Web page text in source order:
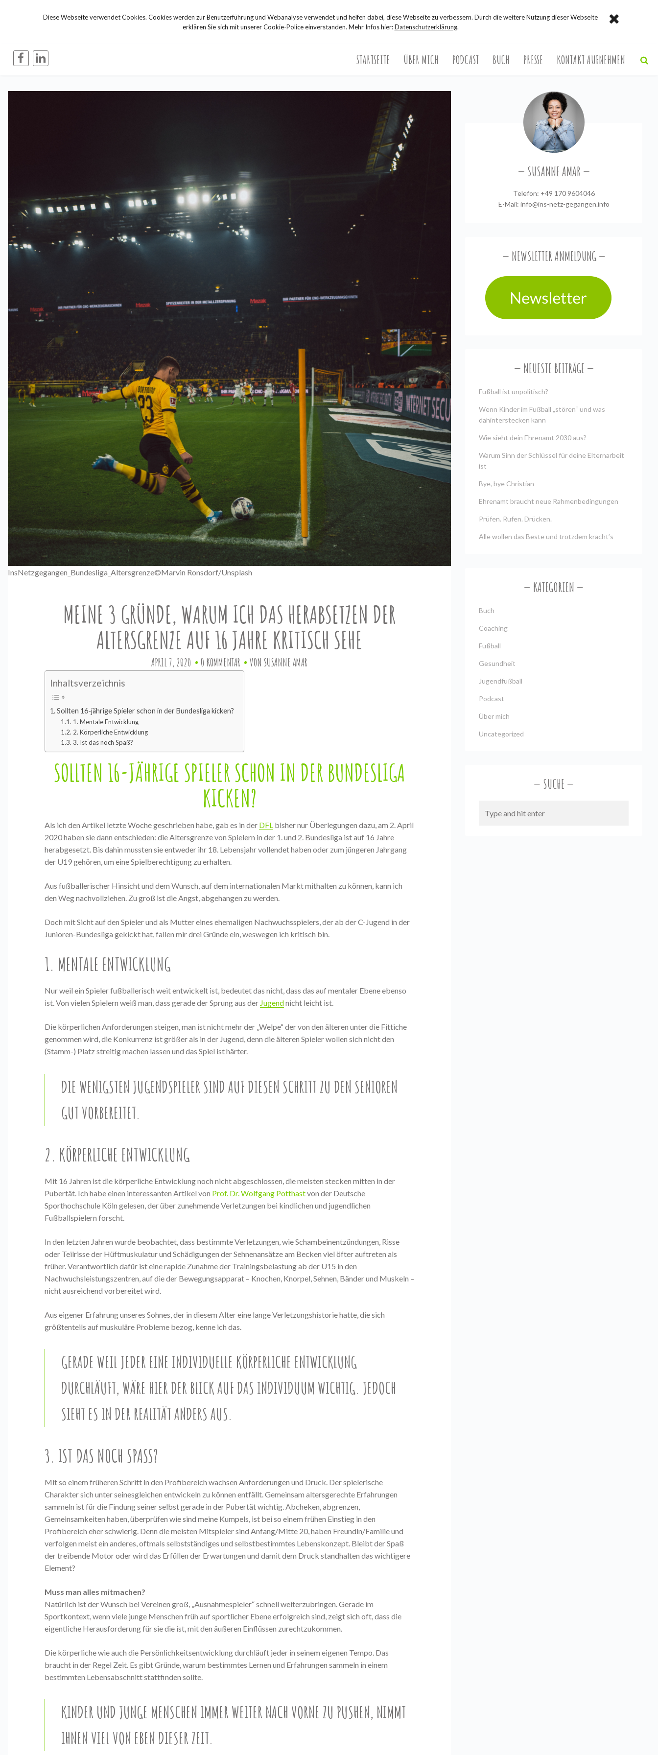
STARTSEITE ÜBER MICH PODCAST BUCH PRESSE KONTAKT AUFNEHMEN
InsNetzgegangen_Bundesliga_Altersgrenze©Marvin Ronsdorf/Unsplash
MEINE 3 GRÜNDE, WARUM ICH DAS HERABSETZEN DER
ALTERSGRENZE AUF 16 JAHRE KRITISCH SEHE
APRIL 7, 2020 0 KOMMENTAR VONSUSANNE AMAR
Inhaltsverzeichnis
Sollten 16-jährige Spieler schon in der Bundesliga kicken?
1. Mentale Entwicklung
2. Körperliche Entwicklung
3. Ist das noch Spaß?
SOLLTEN 16-JÄHRIGE SPIELER SCHON IN DER BUNDESLIGA
KICKEN?
Als ich den Artikel letzte Woche geschrieben habe, gab es in der DFLbisher nur Überlegungen dazu, am 2. April
2020 haben sie dann entschieden: die Altersgrenze von Spielern in der 1. und 2. Bundesliga ist auf 16 Jahre
herabgesetzt. Bis dahin mussten sie entweder ihr 18. Lebensjahr vollendet haben oder zum jüngeren Jahrgang
der U19 gehören, um eine Spielberechtigung zu erhalten.
Aus fußballerischer Hinsicht und dem Wunsch, auf dem internationalen Markt mithalten zu können, kann ich
den Weg nachvollziehen. Zu groß ist die Angst, abgehangen zu werden.
Doch mit Sicht auf den Spieler und als Mutter eines ehemaligen Nachwuchsspielers, der ab der C-Jugend in der
Junioren-Bundesliga gekickt hat, fallen mir drei Gründe ein, weswegen ich kritisch bin.
1. MENTALE ENTWICKLUNG
Nur weil ein Spieler fußballerisch weit entwickelt ist, bedeutet das nicht, dass das auf mentaler Ebene ebenso
ist. Von vielen Spielern weiß man, dass gerade der Sprung aus der Jugendnicht leicht ist.
Die körperlichen Anforderungen steigen, man ist nicht mehr der „Welpe“ der von den älteren unter die Fittiche
genommen wird, die Konkurrenz ist größer als in der Jugend, denn die älteren Spieler wollen sich nicht den
(Stamm-) Platz streitig machen lassen und das Spiel ist härter.
DIE WENIGSTEN JUGENDSPIELER SIND AUF DIESEN SCHRITT ZU DEN SENIOREN
GUT VORBEREITET.
2. KÖRPERLICHE ENTWICKLUNG
Mit 16 Jahren ist die körperliche Entwicklung noch nicht abgeschlossen, die meisten stecken mitten in der
Pubertät. Ich habe einen interessanten Artikel von Prof. Dr. Wolfgang Potthastvon der Deutsche
Sporthochschule Köln gelesen, der über zunehmende Verletzungen bei kindlichen und jugendlichen
Fußballspielern forscht.
In den letzten Jahren wurde beobachtet, dass bestimmte Verletzungen, wie Schambeinentzündungen, Risse
oder Teilrisse der Hüftmuskulatur und Schädigungen der Sehnenansätze am Becken viel öfter auftreten als
früher. Verantwortlich dafür ist eine rapide Zunahme der Trainingsbelastung ab der U15 in den
Nachwuchsleistungszentren, auf die der Bewegungsapparat – Knochen, Knorpel, Sehnen, Bänder und Muskeln –
nicht ausreichend vorbereitet wird.
Aus eigener Erfahrung unseres Sohnes, der in diesem Alter eine lange Verletzungshistorie hatte, die sich
größtenteils auf muskuläre Probleme bezog, kenne ich das.
GERADE WEIL JEDER EINE INDIVIDUELLE KÖRPERLICHE ENTWICKLUNG
DURCHLÄUFT, WÄRE HIER DER BLICK AUF DAS INDIVIDUUM WICHTIG. JEDOCH
SIEHT ES IN DER REALITÄT ANDERS AUS.
3. IST DAS NOCH SPASS?
Mit so einem früheren Schritt in den Profibereich wachsen Anforderungen und Druck. Der spielerische
Charakter sich unter seinesgleichen entwickeln zu können entfällt. Gemeinsam altersgerechte Erfahrungen
sammeln ist für die Findung seiner selbst gerade in der Pubertät wichtig. Abcheken, abgrenzen,
Gemeinsamkeiten haben, überprüfen wie sind meine Kumpels, ist bei so einem frühen Einstieg in den
Profibereich eher schwierig. Denn die meisten Mitspieler sind Anfang/Mitte 20, haben Freundin/Familie und
verfolgen meist ein anderes, oftmals selbstständiges und selbstbestimmtes Lebenskonzept. Bleibt der Spaß
der treibende Motor oder wird das Erfüllen der Erwartungen und damit dem Druck standhalten das wichtigere
Element?
Muss man alles mitmachen?
Natürlich ist der Wunsch bei Vereinen groß, „Ausnahmespieler“ schnell weiterzubringen. Gerade im
Sportkontext, wenn viele junge Menschen früh auf sportlicher Ebene erfolgreich sind, zeigt sich oft, dass die
eigentliche Herausforderung für sie die ist, mit den äußeren Einflüssen zurechtzukommen.
Die körperliche wie auch die Persönlichkeitsentwicklung durchläuft jeder in seinem eigenen Tempo. Das
braucht in der Regel Zeit. Es gibt Gründe, warum bestimmtes Lernen und Erfahrungen sammeln in einem
bestimmten Lebensabschnitt stattfinden sollte.
KINDER UND JUNGE MENSCHEN IMMER WEITER NACH VORNE ZU PUSHEN, NIMMT
IHNEN VIEL VON EBEN DIESER ZEIT.
SUSANNE AMAR
Telefon: +49 170 9604046
E-Mail: info@ins-netz-gegangen.info
NEWSLETTER ANMELDUNG
NEUESTE BEITRÄGE
Fußball ist unpolitisch?
Wenn Kinder im Fußball „stören“ und was
dahinterstecken kann
Wie sieht dein Ehrenamt 2030 aus?
Warum Sinn der Schlüssel für deine Elternarbeit
ist
Bye, bye Christian
Ehrenamt braucht neue Rahmenbedingungen
Prüfen. Rufen. Drücken.
Alle wollen das Beste und trotzdem kracht’s
KATEGORIEN
Buch
Coaching
Fußball
Gesundheit
Jugendfußball
Podcast
Über mich
Uncategorized
SUCHE
Diese Webseite verwendet Cookies. Cookies werden zur Benutzerführung und Webanalyse verwendet und helfen dabei, diese Webseite zu verbessern. Durch die weitere Nutzung dieser Webseite
erklären Sie sich mit unserer Cookie-Police einverstanden. Mehr Infos hier:Datenschutzerklärung.